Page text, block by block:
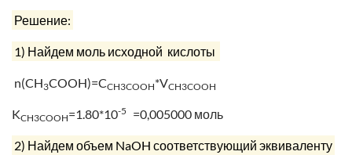
Решение:
1) Найдем моль исходной кислоты
n(CH3COOH)=CCH3COOH*VCH3COOH
KCH3COOH=1.80*10-5 =0,005000 моль
2) Найдем объем NaOH соответствующий эквиваленту